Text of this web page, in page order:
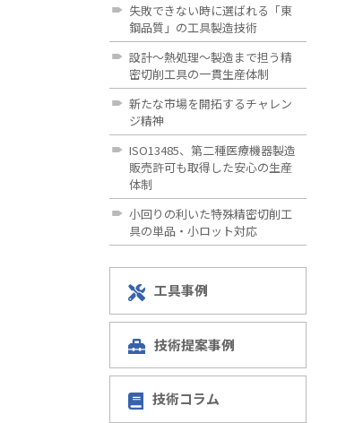
失敗できない時に選ばれる「東
鋼品質」の工具製造技術
設計～熱処理～製造まで担う精
密切削工具の一貫生産体制
新たな市場を開拓するチャレン
ジ精神
ISO13485、第二種医療機器製造
販売許可も取得した安心の生産
体制
小回りの利いた特殊精密切削工
具の単品・小ロット対応
工具事例
技術提案事例
技術コラム